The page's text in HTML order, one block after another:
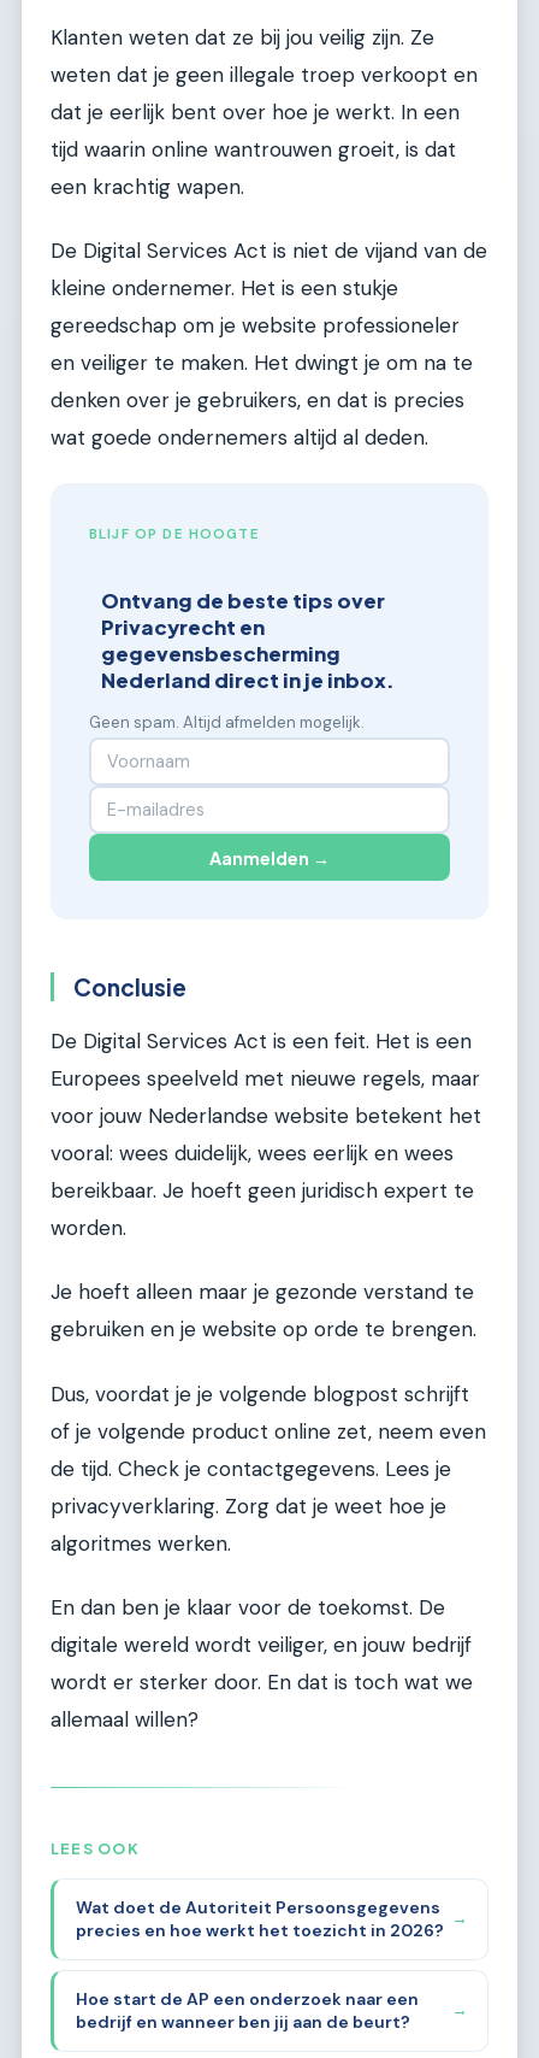
Klanten weten dat ze bij jou veilig zijn. Ze
weten dat je geen illegale troep verkoopt en
dat je eerlijk bent over hoe je werkt. In een
tijd waarin online wantrouwen groeit, is dat
een krachtig wapen.
De Digital Services Act is niet de vijand van de
kleine ondernemer. Het is een stukje
gereedschap om je website professioneler
en veiliger te maken. Het dwingt je om na te
denken over je gebruikers, en dat is precies
wat goede ondernemers altijd al deden.
BLIJF OP DE HOOGTE
Ontvang de beste tips over
Privacyrecht en
gegevensbescherming
Nederland direct in je inbox.
Geen spam. Altijd afmelden mogelijk.
Aanmelden →
Conclusie
De Digital Services Act is een feit. Het is een
Europees speelveld met nieuwe regels, maar
voor jouw Nederlandse website betekent het
vooral: wees duidelijk, wees eerlijk en wees
bereikbaar. Je hoeft geen juridisch expert te
worden.
Je hoeft alleen maar je gezonde verstand te
gebruiken en je website op orde te brengen.
Dus, voordat je je volgende blogpost schrijft
of je volgende product online zet, neem even
de tijd. Check je contactgegevens. Lees je
privacyverklaring. Zorg dat je weet hoe je
algoritmes werken.
En dan ben je klaar voor de toekomst. De
digitale wereld wordt veiliger, en jouw bedrijf
wordt er sterker door. En dat is toch wat we
allemaal willen?
LEES OOK
Wat doet de Autoriteit Persoonsgegevens
precies en hoe werkt het toezicht in 2026?
→
Hoe start de AP een onderzoek naar een
bedrijf en wanneer ben jij aan de beurt?
→